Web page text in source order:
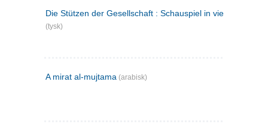
Die Stützen der Gesellschaft : Schauspiel in vier Aufzügen
(tysk)
A mirat al-mujtama (arabisk)